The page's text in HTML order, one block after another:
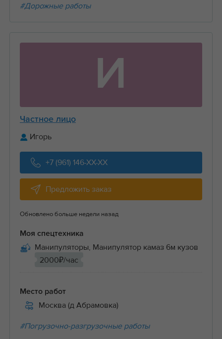
#Дорожные работы
И
Частное лицо
Игорь
+7 (961) 146-XX-XX
Предложить заказ
Обновлено больше недели назад
Моя спецтехника
Манипуляторы, Манипулятор камаз 6м кузов
2000₽/час
Место работ
Москва (д Абрамовка)
#Погрузочно-разгрузочные работы